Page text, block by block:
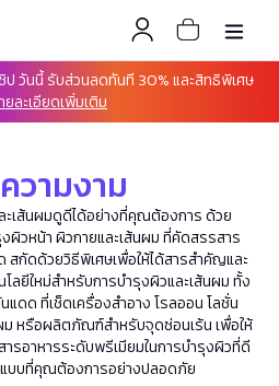
ป วันนี้ รับส่วนลดทันที 30% และสิทธิพิเศษ
ยละเอียดเพิ่มเติม
วามงาม
ะเส้นผมดูดีได้อย่างที่คุณต้องการ ด้วย
วหน้า ผิวกายและเส้นผม ที่คัดสรรสาร
กัดด้วยวิธีพิเศษเพื่อให้ได้สารสำคัญและ
ลยีใหม่สำหรับการบำรุงผิวและเส้นผม ทั้ง
ดด ที่เช็ดเครื่องสำอาง โรลออน โลชั่น
หรือผลิตภัณฑ์สำหรับจุดซ่อนเร้น เพื่อให้
รอาหารระดับพรีเมียมในการบำรุงผิวที่ดี
บบที่คุณต้องการอย่างปลอดภัย